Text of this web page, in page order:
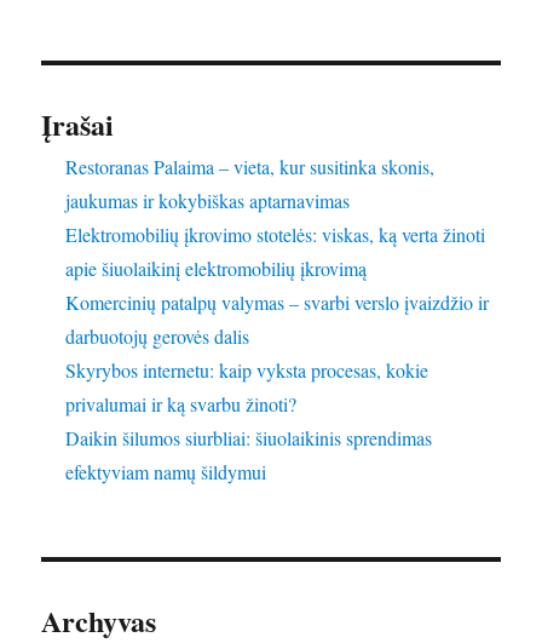
Įrašai
Restoranas Palaima – vieta, kur susitinka skonis,
jaukumas ir kokybiškas aptarnavimas
Elektromobilių įkrovimo stotelės: viskas, ką verta žinoti
apie šiuolaikinį elektromobilių įkrovimą
Komercinių patalpų valymas – svarbi verslo įvaizdžio ir
darbuotojų gerovės dalis
Skyrybos internetu: kaip vyksta procesas, kokie
privalumai ir ką svarbu žinoti?
Daikin šilumos siurbliai: šiuolaikinis sprendimas
efektyviam namų šildymui
Archyvas